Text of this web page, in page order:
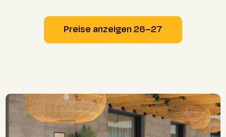
Preise anzeigen 26–27